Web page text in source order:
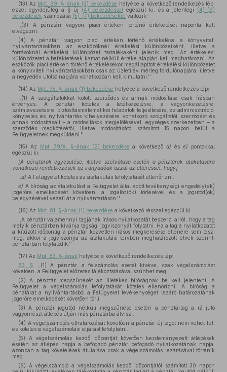
(13) Az Mpt. 69. §-ának (3) bekezdése helyébe a következő rendelkezés lép,
ezzel egyidejűleg a § új (4) bekezdéssel egészül ki, és a jelenlegi (4)–(6)
bekezdések számozása (5)–(7) bekezdésekre változik:
,,(3) A pénztári vagyon piaci értéken történő értékelését naponta kell
elvégezni.
(4) A pénztári vagyon piaci értéken történő értékelése a könyvviteli
nyilvántartásokban az eszközöknél értékelési különbözetként, illetve a
forrásoknál értékelési különbözet tartalékaként jelenik meg. Az értékelési
különbözetet a befektetések kamat nélküli értéke alapján kell meghatározni. Az
eszközök piaci értéken történő értékelésekor megállapított értékelési különbözetet
a könyvviteli nyilvántartásokban csak az üzleti év mérleg fordulónapjára, illetve
a negyedév utolsó napjára vonatkozóan kell kimutatni.''
(14) Az Mpt. 75. §-ának (1) bekezdése helyébe a következő rendelkezés lép:
,,(1) A szolgáltatókkal kötött szerződés és annak módosítása csak írásban
érvényes. A pénztár köteles a letétkezelésre, a vagyonkezelésre,
számlavezetésre, biztosításmatematikai feladatok teljesítésére, az adminisztráció,
könyvelés és nyilvántartás kihelyezésére vonatkozó szolgáltatói szerződést és
annak módosításait – a módosítások megjelölésével, egységes szerkezetben – a
szerződés megkötésétől, illetve módosításától számított 15 napon belül a
Felügyeletnek megküldeni.''
(15) Az Mpt. 79/A. §-ának (2) bekezdése a következőd) ése) pontokkal
egészül ki:
[A pénztárak egyesülése, illetve szétválása esetén a pénztárak alakulására
vonatkozó rendelkezések az irányadóak azzal az eltéréssel, hogy]
d) A Felügyelet köteles az átalakulás lefolytatását ellenőrizni.
e) A bíróság az átalakulást a Felügyelet által adott tevékenységi engedély(ek)
jogerőre emelkedését követően, a jogelőd(ök) törlésével és a jogutód(ok)
bejegyzésével vezeti át a nyilvántartáson.''
(16) Az Mpt. 81. §-ának (1) bekezdése a következő résszel egészül ki:
,,A pénztár valamennyi tagjának írásos nyilatkozatát beszerzi arról, hogy a tag
melyik pénztárban kívánja tagsági jogviszonyát folytatni. Ha a tag a nyilatkozatot
a kitűzött időpontig a pénztár közvetlen írásos megkeresése ellenére sem teszi
meg, akkor a jogviszonya az átalakulási tervben meghatározott elvek szerinti
pénztárban folytatódik.''
(17) Az Mpt. 83. §-ának helyébe a következő rendelkezés lép:
83. §
,,(1) A pénztár, a felszámolás esetét kivéve, csak végelszámolást
követően, a Felügyelet előzetes tájékoztatásával szűnhet meg.
(2) A pénztár megszűnését az illetékes bíróságnak be kell jelenteni. A
Felügyelet a végelszámolás lefolytatását köteles ellenőrizni. A bíróság a
pénztárat a nyilvántartásból a Felügyelet tevékenységet lezáró határozatának
jogerőre emelkedését követően törli.
(3) A pénztár jogutód nélküli megszűnése esetén a pénztártag a rá jutó
vagyonrészt átlépés útján más pénztárba átviszi.
(4) A végelszámolás elhatározását követően a pénztár új tagot nem vehet fel,
és köteles a végelszámolási eljárást lefolytatni.
(5) A végelszámolás kezdő időpontját követően kezdeményezett átlépések
esetén az átlépés napja a befogadó pénztár befogadó nyilatkozatának napja,
azonban a tag követelések átutalása csak a végelszámolás lezárásával történik
meg.
(6) A végelszámoló a végelszámolás kezdő időpontjától számított 30 napon